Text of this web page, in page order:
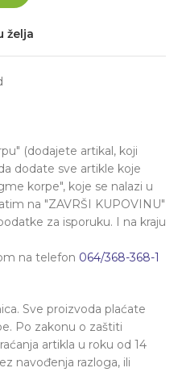
želja
(dodajete artikal, koji
dodate sve artikle koje
korpe", koje se nalazi u
na "ZAVRŠI KUPOVINU"
za isporuku. I na kraju
na telefon 064/368-368-1
Sve proizvoda plaćate
Po zakonu o zaštiti
artikla u roku od 14
navođenja razloga, ili